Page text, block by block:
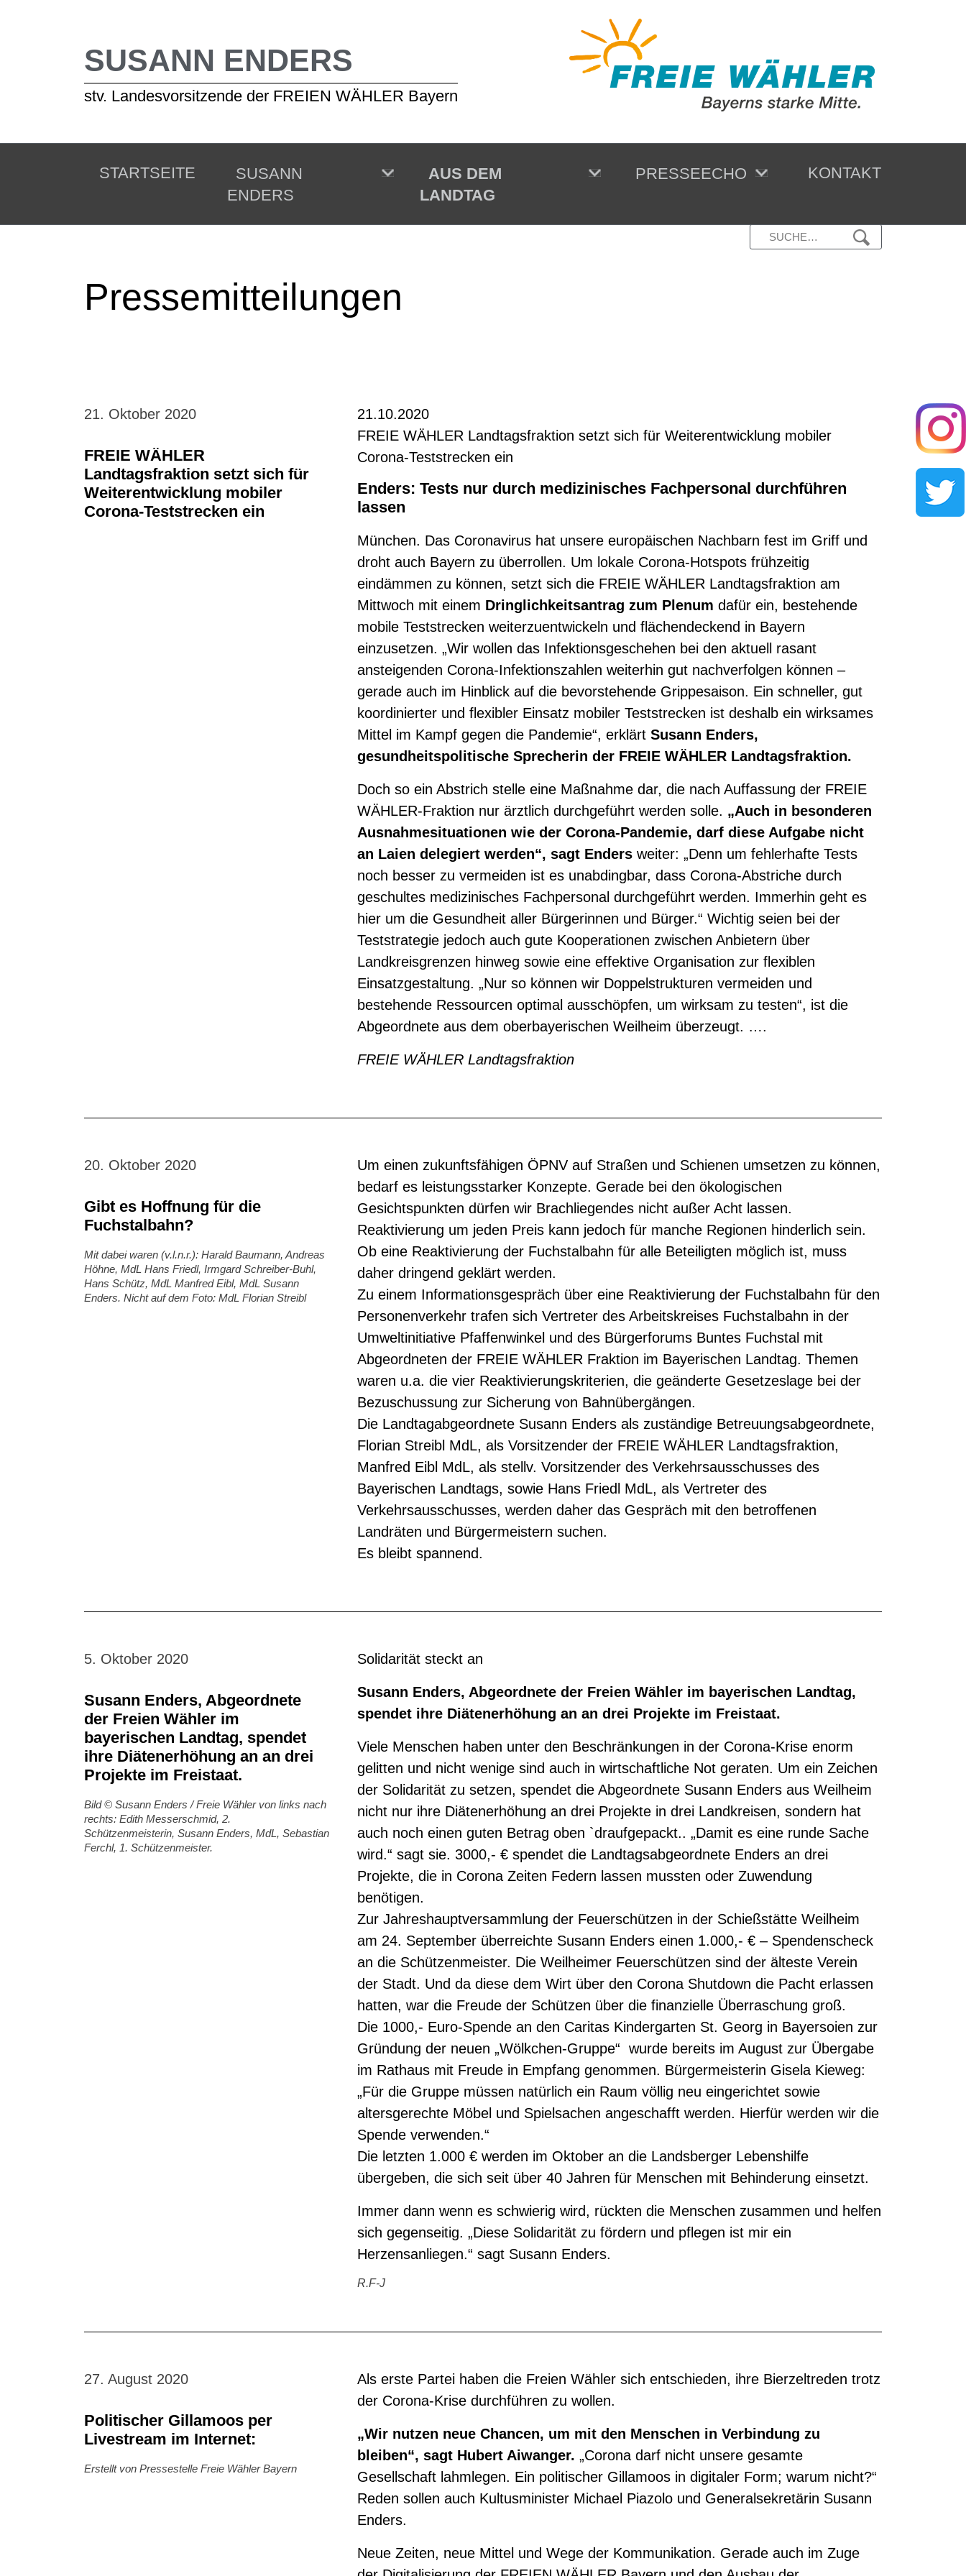
SUSANN ENDERS
stv. Landesvorsitzende der FREIEN WÄHLER Bayern
STARTSEITE
SUSANN
ENDERS
AUS DEM
LANDTAG
PRESSEECHO KONTAKT
Pressemitteilungen
21. Oktober 2020
FREIE WÄHLER
Landtagsfraktion setzt sich für
Weiterentwicklung mobiler
Corona-Teststrecken ein
21.10.2020
FREIE WÄHLER Landtagsfraktion setzt sich für Weiterentwicklung mobiler
Corona-Teststrecken ein
Enders: Tests nur durch medizinisches Fachpersonal durchführen
lassen
München. Das Coronavirus hat unsere europäischen Nachbarn fest im Griff und
droht auch Bayern zu überrollen. Um lokale Corona-Hotspots frühzeitig
eindämmen zu können, setzt sich die FREIE WÄHLER Landtagsfraktion am
Mittwoch mit einem Dringlichkeitsantrag zum Plenum dafür ein, bestehende
mobile Teststrecken weiterzuentwickeln und flächendeckend in Bayern
einzusetzen. „Wir wollen das Infektionsgeschehen bei den aktuell rasant
ansteigenden Corona-Infektionszahlen weiterhin gut nachverfolgen können –
gerade auch im Hinblick auf die bevorstehende Grippesaison. Ein schneller, gut
koordinierter und flexibler Einsatz mobiler Teststrecken ist deshalb ein wirksames
Mittel im Kampf gegen die Pandemie“, erklärt Susann Enders,
gesundheitspolitische Sprecherin der FREIE WÄHLER Landtagsfraktion.
Doch so ein Abstrich stelle eine Maßnahme dar, die nach Auffassung der FREIE
WÄHLER-Fraktion nur ärztlich durchgeführt werden solle. „Auch in besonderen
Ausnahmesituationen wie der Corona-Pandemie, darf diese Aufgabe nicht
an Laien delegiert werden“, sagt Enders weiter: „Denn um fehlerhafte Tests
noch besser zu vermeiden ist es unabdingbar, dass Corona-Abstriche durch
geschultes medizinisches Fachpersonal durchgeführt werden. Immerhin geht es
hier um die Gesundheit aller Bürgerinnen und Bürger.“ Wichtig seien bei der
Teststrategie jedoch auch gute Kooperationen zwischen Anbietern über
Landkreisgrenzen hinweg sowie eine effektive Organisation zur flexiblen
Einsatzgestaltung. „Nur so können wir Doppelstrukturen vermeiden und
bestehende Ressourcen optimal ausschöpfen, um wirksam zu testen“, ist die
Abgeordnete aus dem oberbayerischen Weilheim überzeugt. ….
FREIE WÄHLER Landtagsfraktion
20. Oktober 2020
Gibt es Hoffnung für die
Fuchstalbahn?
Mit dabei waren (v.l.n.r.): Harald Baumann, Andreas
Höhne, MdL Hans Friedl, Irmgard Schreiber-Buhl,
Hans Schütz, MdL Manfred Eibl, MdL Susann
Enders. Nicht auf dem Foto: MdL Florian Streibl
Um einen zukunftsfähigen ÖPNV auf Straßen und Schienen umsetzen zu können,
bedarf es leistungsstarker Konzepte. Gerade bei den ökologischen
Gesichtspunkten dürfen wir Brachliegendes nicht außer Acht lassen.
Reaktivierung um jeden Preis kann jedoch für manche Regionen hinderlich sein.
Ob eine Reaktivierung der Fuchstalbahn für alle Beteiligten möglich ist, muss
daher dringend geklärt werden.
Zu einem Informationsgespräch über eine Reaktivierung der Fuchstalbahn für den
Personenverkehr trafen sich Vertreter des Arbeitskreises Fuchstalbahn in der
Umweltinitiative Pfaffenwinkel und des Bürgerforums Buntes Fuchstal mit
Abgeordneten der FREIE WÄHLER Fraktion im Bayerischen Landtag. Themen
waren u.a. die vier Reaktivierungskriterien, die geänderte Gesetzeslage bei der
Bezuschussung zur Sicherung von Bahnübergängen.
Die Landtagabgeordnete Susann Enders als zuständige Betreuungsabgeordnete,
Florian Streibl MdL, als Vorsitzender der FREIE WÄHLER Landtagsfraktion,
Manfred Eibl MdL, als stellv. Vorsitzender des Verkehrsausschusses des
Bayerischen Landtags, sowie Hans Friedl MdL, als Vertreter des
Verkehrsausschusses, werden daher das Gespräch mit den betroffenen
Landräten und Bürgermeistern suchen.
Es bleibt spannend.
5. Oktober 2020
Susann Enders, Abgeordnete
der Freien Wähler im
bayerischen Landtag, spendet
ihre Diätenerhöhung an an drei
Projekte im Freistaat.
Bild © Susann Enders / Freie Wähler von links nach
rechts: Edith Messerschmid, 2.
Schützenmeisterin, Susann Enders, MdL, Sebastian
Ferchl, 1. Schützenmeister.
Solidarität steckt an
Susann Enders, Abgeordnete der Freien Wähler im bayerischen Landtag,
spendet ihre Diätenerhöhung an an drei Projekte im Freistaat.
Viele Menschen haben unter den Beschränkungen in der Corona-Krise enorm
gelitten und nicht wenige sind auch in wirtschaftliche Not geraten. Um ein Zeichen
der Solidarität zu setzen, spendet die Abgeordnete Susann Enders aus Weilheim
nicht nur ihre Diätenerhöhung an drei Projekte in drei Landkreisen, sondern hat
auch noch einen guten Betrag oben `draufgepackt.. „Damit es eine runde Sache
wird.“ sagt sie. 3000,- € spendet die Landtagsabgeordnete Enders an drei
Projekte, die in Corona Zeiten Federn lassen mussten oder Zuwendung
benötigen.
Zur Jahreshauptversammlung der Feuerschützen in der Schießstätte Weilheim
am 24. September überreichte Susann Enders einen 1.000,- € – Spendenscheck
an die Schützenmeister. Die Weilheimer Feuerschützen sind der älteste Verein
der Stadt. Und da diese dem Wirt über den Corona Shutdown die Pacht erlassen
hatten, war die Freude der Schützen über die finanzielle Überraschung groß.
Die 1000,- Euro-Spende an den Caritas Kindergarten St. Georg in Bayersoien zur
Gründung der neuen „Wölkchen-Gruppe“ wurde bereits im August zur Übergabe
im Rathaus mit Freude in Empfang genommen. Bürgermeisterin Gisela Kieweg:
„Für die Gruppe müssen natürlich ein Raum völlig neu eingerichtet sowie
altersgerechte Möbel und Spielsachen angeschafft werden. Hierfür werden wir die
Spende verwenden.“
Die letzten 1.000 € werden im Oktober an die Landsberger Lebenshilfe
übergeben, die sich seit über 40 Jahren für Menschen mit Behinderung einsetzt.
Immer dann wenn es schwierig wird, rückten die Menschen zusammen und helfen
sich gegenseitig. „Diese Solidarität zu fördern und pflegen ist mir ein
Herzensanliegen.“ sagt Susann Enders.
R.F-J
27. August 2020
Politischer Gillamoos per
Livestream im Internet:
Erstellt von Pressestelle Freie Wähler Bayern
Als erste Partei haben die Freien Wähler sich entschieden, ihre Bierzeltreden trotz
der Corona-Krise durchführen zu wollen.
„Wir nutzen neue Chancen, um mit den Menschen in Verbindung zu
bleiben“, sagt Hubert Aiwanger. „Corona darf nicht unsere gesamte
Gesellschaft lahmlegen. Ein politischer Gillamoos in digitaler Form; warum nicht?“
Reden sollen auch Kultusminister Michael Piazolo und Generalsekretärin Susann
Enders.
Neue Zeiten, neue Mittel und Wege der Kommunikation. Gerade auch im Zuge